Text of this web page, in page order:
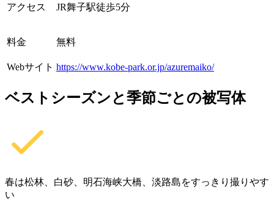
アクセス JR舞子駅徒歩5分
料金 無料
Webサイト https://www.kobe-park.or.jp/azuremaiko/
ベストシーズンと季節ごとの被写体
春は松林、白砂、明石海峡大橋、淡路島をすっきり撮りやす
い